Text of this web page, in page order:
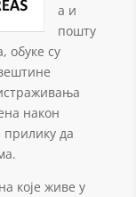
а и
пошту
обуке су
након
да
које живе у